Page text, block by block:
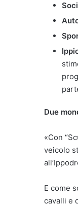
Due
«Con
veicolo
E come
cavalli e